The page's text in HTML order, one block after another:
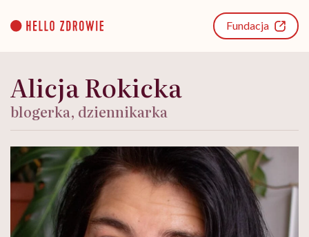
content
Fundacja
Alicja Rokicka
blogerka, dziennikarka